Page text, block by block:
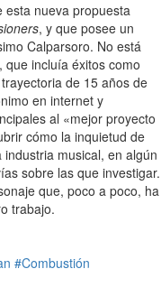
esta nueva propuesta
, y que posee un
Calparsoro. No está
, que incluía éxitos como
de 15 años de
en internet y
al «mejor proyecto
cómo la inquietud de
musical, en algún
sobre las que investigar.
que, poco a poco, ha
trabajo.
#Combustión